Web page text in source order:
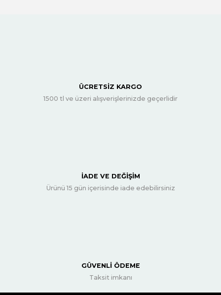
ÜCRETSİZ KARGO
1500 tl ve üzeri alışverişlerinizde geçerlidir
İADE VE DEĞİŞİM
Ürünü 15 gün içerisinde iade edebilirsiniz
GÜVENLİ ÖDEME
Taksit imkanı